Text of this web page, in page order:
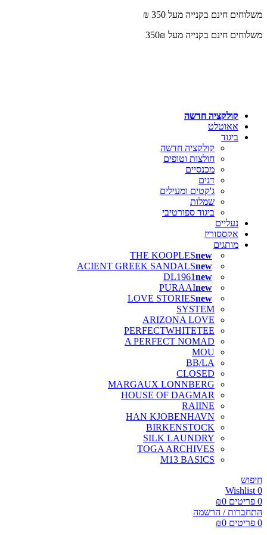
קולקציה חדשה
אאוטלט
ביגוד
קולקציה חדשה
חולצות וטופים
מכנסיים
דנים
ג'קטים ומעילים
שמלות
ביגוד ספורטיבי
נעליים
אקססוריז
מותגים
THE KOOPLES
ACIENT GREEK SANDALS
DL1961
PURAAI
LOVE STORIES
SYSTEM
ARIZONA LOVE
PERFECTWHITETEE
A PERFECT NOMAD
MOU
BB/LA
CLOSED
MARGAUX LONNBERG
HOUSE OF DAGMAR
RAIINE
HAN KJOBENHAVN
BIRKENSTOCK
SILK LAUNDRY
TOGA ARCHIVES
M13 BASICS
חיפוש
0
Wishlist
0 פריטים ₪0
התחברות / הרשמה
0 פריטים ₪0
משלוחים חינם בקנייה מעל 350 ₪
משלוחים חינם בקנייה מעל 350₪